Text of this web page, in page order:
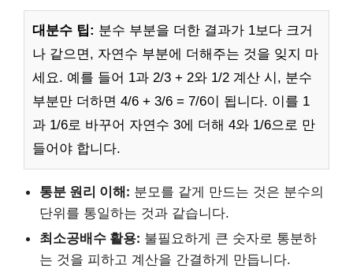
대분수 팁: 분수 부분을 더한 결과가 1보다 크거
나 같으면, 자연수 부분에 더해주는 것을 잊지 마
세요. 예를 들어 1과 2/3 + 2와 1/2 계산 시, 분수
부분만 더하면 4/6 + 3/6 = 7/6이 됩니다. 이를 1
과 1/6로 바꾸어 자연수 3에 더해 4와 1/6으로 만
들어야 합니다.
통분 원리 이해: 분모를 같게 만드는 것은 분수의
단위를 통일하는 것과 같습니다.
최소공배수 활용: 불필요하게 큰 숫자로 통분하
는 것을 피하고 계산을 간결하게 만듭니다.